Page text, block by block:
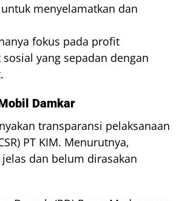
menyelamatkan dan
fokus pada profit
yang sepadan dengan
Damkar
transparansi pelaksanaan
PT KIM. Menurutnya,
dan belum dirasakan